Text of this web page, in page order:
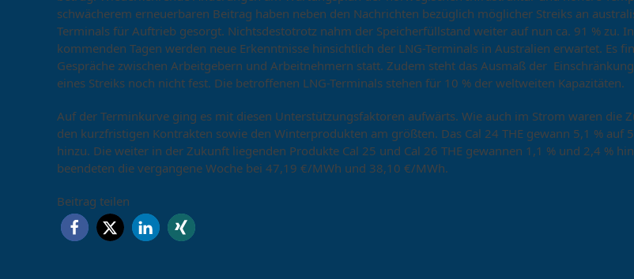
schwächerem erneuerbaren Beitrag haben neben den Nachrichten bezüglich möglicher Streiks an
Terminals für Auftrieb gesorgt. Nichtsdestotrotz nahm der Speicherfüllstand weiter auf nun ca. 91 % zu.
kommenden Tagen werden neue Erkenntnisse hinsichtlich der LNG-Terminals in Australien erwartet. Es
Gespräche zwischen Arbeitgebern und Arbeitnehmern statt. Zudem steht das Ausmaß der
eines Streiks noch nicht fest. Die betroffenen LNG-Terminals stehen für 10 % der weltweiten Kapazitäten.
Auf der Terminkurve ging es mit diesen Unterstützungsfaktoren aufwärts. Wie auch im Strom waren die
den kurzfristigen Kontrakten sowie den Winterprodukten am größten. Das Cal 24 THE gewann 5,1 % auf
hinzu. Die weiter in der Zukunft liegenden Produkte Cal 25 und Cal 26 THE gewannen 1,1 % und 2,4 %
beendeten die vergangene Woche bei 47,19 €/MWh und 38,10 €/MWh.
Beitrag teilen